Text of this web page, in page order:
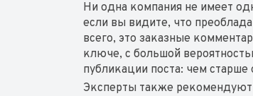
Ни одна компания не имеет
если вы видите, что
всего, это заказные
ключе, с большой
публикации поста: чем
Эксперты также